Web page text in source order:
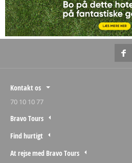
Kontakt os
70 10 10 77
Bravo Tours
Find hurtigt
At rejse med Bravo Tours